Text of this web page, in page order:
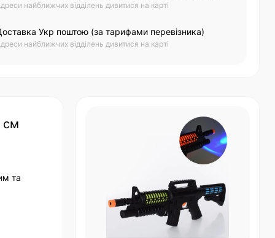
найближчих відділень дивитися на карті
Укр поштою (за тарифами перевізника)
найближчих відділень дивитися на карті
см
та